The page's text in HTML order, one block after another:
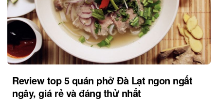
Review top 5 quán phở Đà Lạt ngon ngất
ngây, giá rẻ và đáng thử nhất